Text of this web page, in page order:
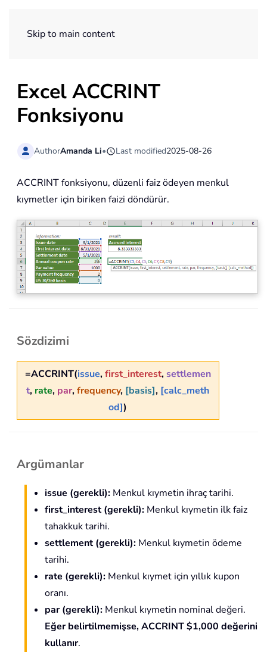
Skip to main content
Excel ACCRINT
Fonksiyonu
AuthorAmanda Li• Last modified2025-08-26
ACCRINT fonksiyonu, düzenli faiz ödeyen menkul
kıymetler için biriken faizi döndürür.
Sözdizimi
=ACCRINT(issue,first_interest, settlemen
t, rate, par,frequency, [basis], [calc_meth
od])
Argümanlar
issue (gerekli): Menkul kıymetin ihraç tarihi.
first_interest (gerekli): Menkul kıymetin ilk faiz
tahakkuk tarihi.
settlement (gerekli): Menkul kıymetin ödeme
tarihi.
rate (gerekli): Menkul kıymet için yıllık kupon
oranı.
par (gerekli): Menkul kıymetin nominal değeri.
Eğer belirtilmemişse, ACCRINT $1,000 değerini
kullanır.